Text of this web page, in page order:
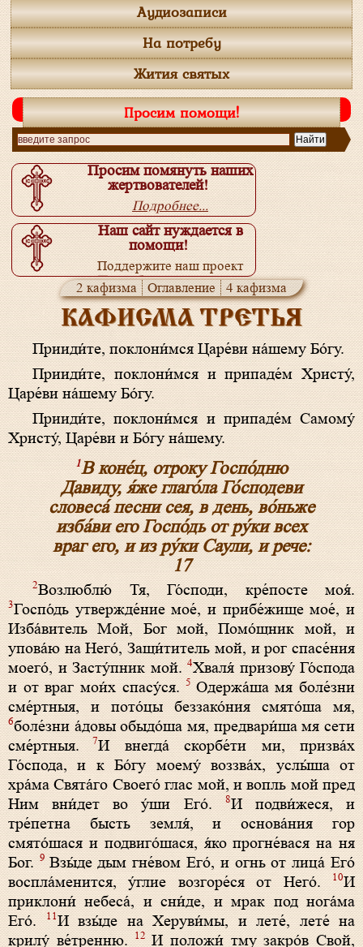
Аудиозаписи
На потребу
Жития святых
Просим помощи!
Просим помянуть наших
жертвователей!
Подробнее...
Наш сайт нуждается в
помощи!
Поддержите наш проект
Подробнее...
2 кафизма Оглавление 4 кафизма
КАФИСМА ТРЕТЬЯ
Прииди́те, поклони́мся Царе́ви на́­ше­му Бо́­гу.
Прииди́те, поклони́мся и припаде́м Хри­сту́,
Царе́ви на́­ше­му Бо́­гу.
Прииди́те, поклони́мся и припаде́м Самому́
Хри­сту́, Царе́ви и Бо́­гу на́­ше­му.
1В коне́ц, отроку Госпо́дню
Давиду, я́же глаго́ла Го́сподеви
словеса́ песни сея, в день, во́ньже
изба́ви его Госпо́дь от ру́ки всех
враг его, и из ру́ки Саули, и рече:
17
2Возлюблю́ Тя, Го́споди, кре́посте моя́.
3Госпо́дь утвержде́ние мое́, и прибе́жище мое́, и
Изба́витель Moй, Бог мой, Помо́щник мой, и
упова́ю на Него́, Защи́титель мой, и рог спасе́ния
моего́, и Засту́пник мой.4Хваля́ призову́ Го́спода
и от враг мои́х спасу́ся.5Одержа́ша мя боле́зни
сме́ртныя, и пото́цы беззако́ния смято́ша мя,
6боле́зни а́довы обыдо́ша мя, предвари́ша мя сети
сме́ртныя. 7И внегда́ скорбе́ти ми, призва́х
Го́спода, и к Бо́гу моему́ воззва́х, услы́ша от
хра́ма Свята́го Своего́ глас мой, и вопль мой пред
Ним вни́дет во у́ши Его́.8И подви́жеся, и
тре́петна бысть земля́, и основа́ния гор
смято́шася и подвиго́шася, я́ко прогне́вася на ня
Бог.9Взы́де дым гне́вом Его́, и огнь от лица́ Его́
воспла́менится, у́глие возгоре́ся от Него́.10И
приклони́ небеса́, и сни́де, и мрак под нога́ма
Его́.11И взы́де на Херуви́мы, и лете́, лете́ на
крилу́ ве́тренню. 12И положи́ тму закро́в Свой,